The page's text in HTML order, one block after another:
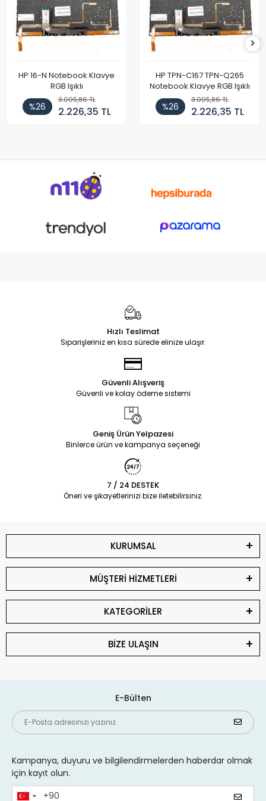
HP 16-N Notebook Klavye
RGB Işıklı
%26
3.005,86 TL
2.226,35 TL
HP TPN-C167 TPN-Q265
Notebook Klavye RGB Işıklı
%26
3.005,86 TL
2.226,35 TL
Hızlı Teslimat
Siparişleriniz en kısa sürede elinize ulaşır.
Güvenli Alışveriş
Güvenli ve kolay ödeme sistemi
Geniş Ürün Yelpazesi
Binlerce ürün ve kampanya seçeneği
7 / 24 DESTEK
Öneri ve şikayetlerinizi bize iletebilirsiniz.
KURUMSAL
MÜŞTERİ HİZMETLERİ
KATEGORİLER
BİZE ULAŞIN
E-Bülten
Kampanya, duyuru ve bilgilendirmelerden haberdar olmak
için kayıt olun.